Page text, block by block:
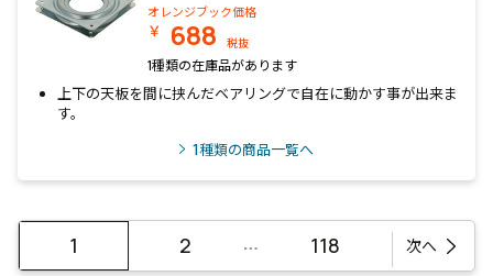
オレンジブック価格
￥ 688 税抜
1種類の在庫品があります
上下の天板を間に挟んだベアリングで自在に動かす事が出来ま
す。
1種類の商品一覧へ
1 2 … 118 次へ